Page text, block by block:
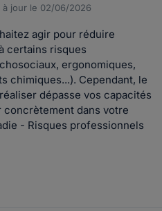
à jour le 02/06/2026
agir pour réduire
certains risques
ergonomiques,
chimiques...). Cependant, le
dépasse vos capacités
dans votre
- Risques professionnels